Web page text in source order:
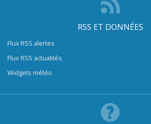
RSS ET DONNÉES
Flux RSS alertes
Flux RSS actualités
Widgets météo